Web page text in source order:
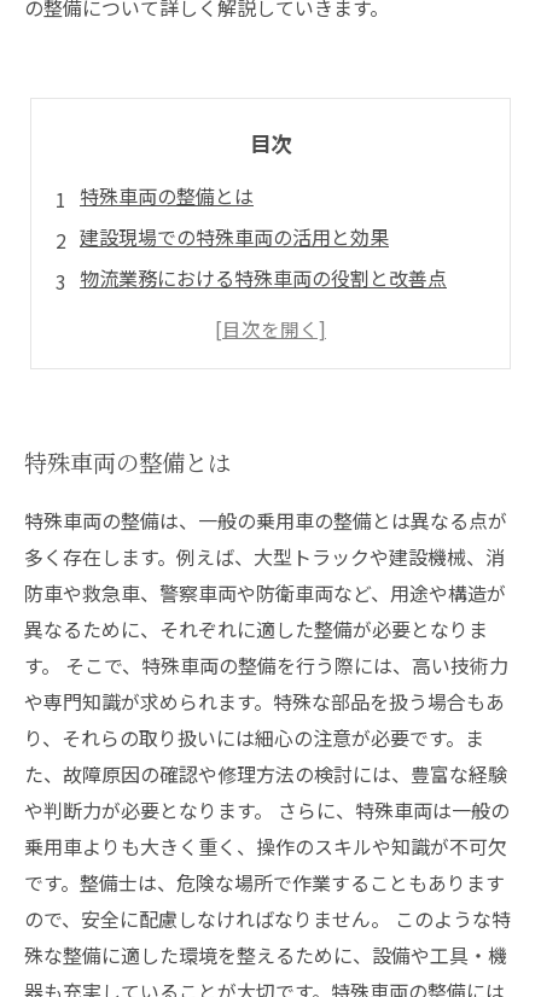
の整備について詳しく解説していきます。
目次
特殊車両の整備とは
建設現場での特殊車両の活用と効果
物流業務における特殊車両の役割と改善点
特殊車両の整備による安全性の向上
特殊車両の整備とは
特殊車両の整備は、一般の乗用車の整備とは異なる点が
多く存在します。例えば、大型トラックや建設機械、消
防車や救急車、警察車両や防衛車両など、用途や構造が
異なるために、それぞれに適した整備が必要となりま
す。 そこで、特殊車両の整備を行う際には、高い技術力
や専門知識が求められます。特殊な部品を扱う場合もあ
り、それらの取り扱いには細心の注意が必要です。ま
た、故障原因の確認や修理方法の検討には、豊富な経験
や判断力が必要となります。 さらに、特殊車両は一般の
乗用車よりも大きく重く、操作のスキルや知識が不可欠
です。整備士は、危険な場所で作業することもあります
ので、安全に配慮しなければなりません。 このような特
殊な整備に適した環境を整えるために、設備や工具・機
器も充実していることが大切です。特殊車両の整備には